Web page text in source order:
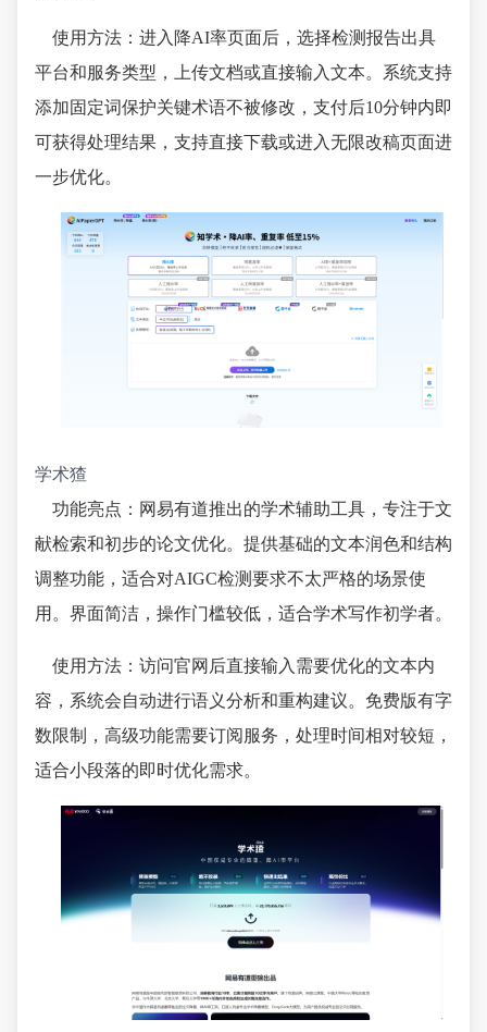
使用方法：进入降AI率页面后，选择检测报告出具
平台和服务类型，上传文档或直接输入文本。系统支持
添加固定词保护关键术语不被修改，支付后10分钟内即
可获得处理结果，支持直接下载或进入无限改稿页面进
一步优化。
学术猹
功能亮点：网易有道推出的学术辅助工具，专注于文
献检索和初步的论文优化。提供基础的文本润色和结构
调整功能，适合对AIGC检测要求不太严格的场景使
用。界面简洁，操作门槛较低，适合学术写作初学者。
使用方法：访问官网后直接输入需要优化的文本内
容，系统会自动进行语义分析和重构建议。免费版有字
数限制，高级功能需要订阅服务，处理时间相对较短，
适合小段落的即时优化需求。